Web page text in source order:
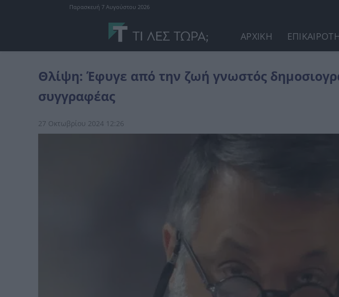
Παρασκευή 7 Αυγούστου 2026
ΑΡΧΙΚΗ
Θλίψη: Έφυγε από την ζωή γνωστός
συγγραφέας
27 Οκτωβρίου 2024 12:26